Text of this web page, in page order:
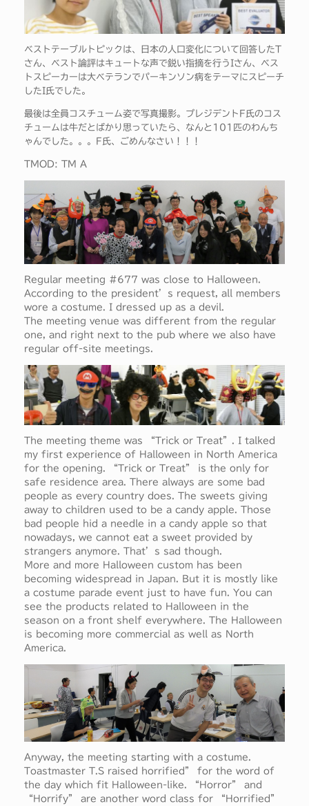
ベストテーブルトピックは、日本の人口変化について回答したT
さん、ベスト論評はキュートな声で鋭い指摘を行うIさん、ベス
トスピーカーは大ベテランでパーキンソン病をテーマにスピーチ
したI氏でした。
最後は全員コスチューム姿で写真撮影。プレジデントF氏のコス
チュームは牛だとばかり思っていたら、なんと101匹のわんち
ゃんでした。。。F氏、ごめんなさい！！！
TMOD: TM A
Regular meeting #677 was close to Halloween.
According to the president’s request, all members
wore a costume. I dressed up as a devil.
The meeting venue was different from the regular
one, and right next to the pub where we also have
regular off-site meetings.
The meeting theme was “Trick or Treat”. I talked
my first experience of Halloween in North America
for the opening. “Trick or Treat” is the only for
safe residence area. There always are some bad
people as every country does. The sweets giving
away to children used to be a candy apple. Those
bad people hid a needle in a candy apple so that
nowadays, we cannot eat a sweet provided by
strangers anymore. That’s sad though.
More and more Halloween custom has been
becoming widespread in Japan. But it is mostly like
a costume parade event just to have fun. You can
see the products related to Halloween in the
season on a front shelf everywhere. The Halloween
is becoming more commercial as well as North
America.
Anyway, the meeting starting with a costume.
Toastmaster T.S raised horrified” for the word of
the day which fit Halloween-like. “Horror” and
“Horrify” are another word class for “Horrified”